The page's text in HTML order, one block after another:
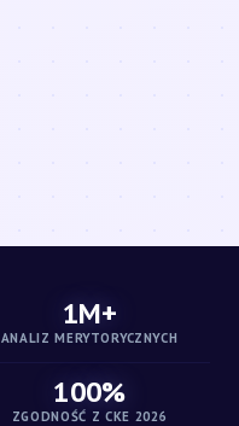
1M+
ANALIZ MERYTORYCZNYCH
100%
ZGODNOŚĆ Z CKE 2026